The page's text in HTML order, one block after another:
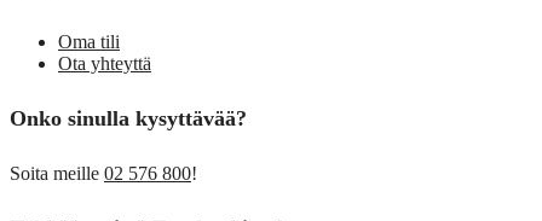
Oma tili
Ota yhteyttä
Onko sinulla kysyttävää?
Soita meille 02 576 800!